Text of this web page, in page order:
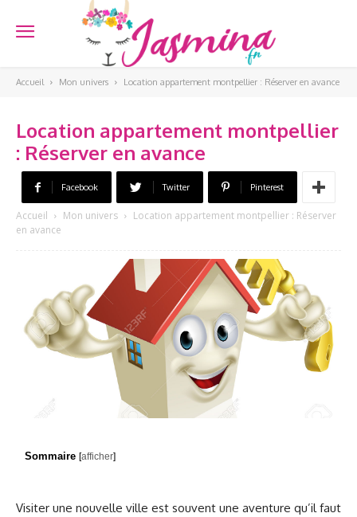
Accueil Mon univers Location appartement montpellier : Réserver en avance
Location appartement montpellier
: Réserver en avance
Facebook Twitter Pinterest
Accueil Mon univers
Location appartement montpellier : Réserver
en avance
Sommaire [afficher]
Visiter une nouvelle ville est souvent une aventure qu’il faut